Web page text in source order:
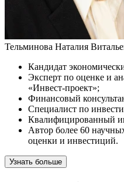
Тельминова Наталия
Кандидат
Эксперт по оценке и
«Инвест-проект»;
Финансовый
Специалист по
Квалифицированный
Автор более 60
оценки и инвестиций.
Узнать больше